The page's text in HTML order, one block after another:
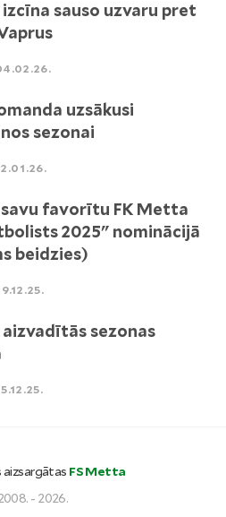
sauso uzvaru pret
uzsākusi
sezonai
savu favorītu FK Metta
2025" nominācijā
beidzies)
sezonas
aizsargātas FS Metta
- 2026.